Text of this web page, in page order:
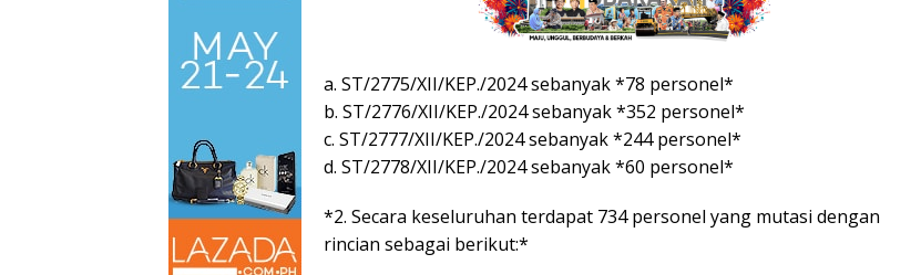
a. ST/2775/XII/KEP./2024 sebanyak *78 personel*
b. ST/2776/XII/KEP./2024 sebanyak *352 personel*
c. ST/2777/XII/KEP./2024 sebanyak *244 personel*
d. ST/2778/XII/KEP./2024 sebanyak *60 personel*
*2. Secara keseluruhan terdapat 734 personel yang mutasi dengan
rincian sebagai berikut:*